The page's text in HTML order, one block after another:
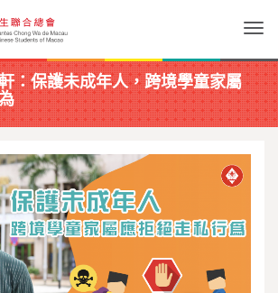
：保護未成年人，跨境學童家屬